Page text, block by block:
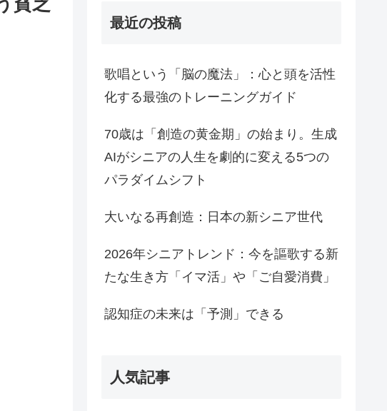
最近の投稿
歌唱という「脳の魔法」：心と頭を活性
化する最強のトレーニングガイド
70歳は「創造の黄金期」の始まり。生成
AIがシニアの人生を劇的に変える5つの
パラダイムシフト
大いなる再創造：日本の新シニア世代
2026年シニアトレンド：今を謳歌する新
たな生き方「イマ活」や「ご自愛消費」
認知症の未来は「予測」できる
人気記事